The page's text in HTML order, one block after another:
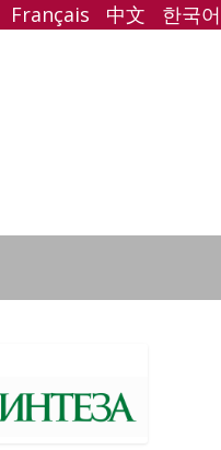
Français 中文 한국어